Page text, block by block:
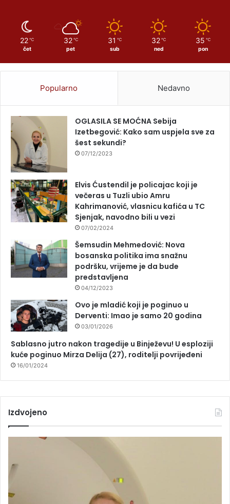
22 ℃
čet
32 ℃
pet
31 ℃
sub
32 ℃
ned
35 ℃
pon
Popularno Nedavno
OGLASILA SE MOĆNA Sebija
Izetbegović: Kako sam uspjela sve za
šest sekundi?
07/12/2023
Elvis Ćustendil je policajac koji je
večeras u Tuzli ubio Amru
Kahrimanović, vlasnicu kafića u TC
Sjenjak, navodno bili u vezi
07/02/2024
Šemsudin Mehmedović: Nova
bosanska politika ima snažnu
podršku, vrijeme je da bude
predstavljena
04/12/2023
Ovo je mladić koji je poginuo u
Derventi: Imao je samo 20 godina
03/01/2026
Sablasno jutro nakon tragedije u Binježevu! U esploziji
kuće poginuo Mirza Delija (27), roditelji povrijeđeni
16/01/2024
Izdvojeno